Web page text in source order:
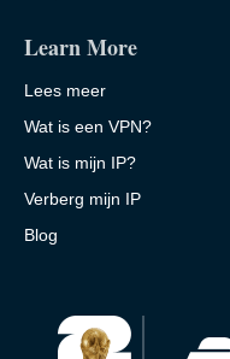
Learn More
Lees meer
Wat is een VPN?
Wat is mijn IP?
Verberg mijn IP
Blog